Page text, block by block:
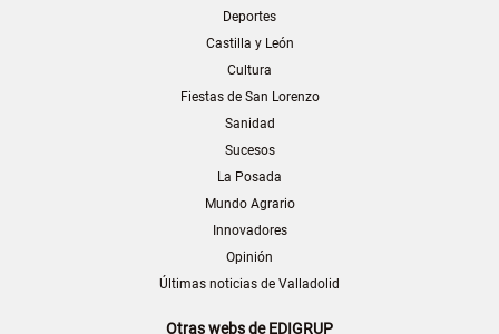
Deportes
Castilla y León
Cultura
Fiestas de San Lorenzo
Sanidad
Sucesos
La Posada
Mundo Agrario
Innovadores
Opinión
Últimas noticias de Valladolid
Otras webs de EDIGRUP